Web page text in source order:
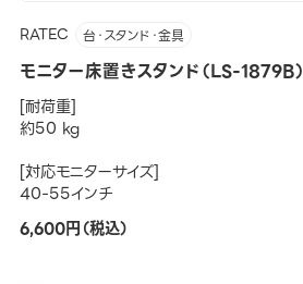
RATEC 台・スタンド・金具
モニター床置きスタンド（LS-1879B）
[耐荷重]
約50 kg
[対応モニターサイズ]
40-55インチ
6,600円（税込）